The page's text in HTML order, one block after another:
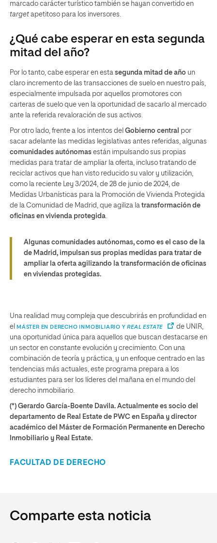
marcado carácter turístico también se hayan convertido en
target apetitoso para los inversores.
¿Qué cabe esperar en esta segunda
mitad del año?
Por lo tanto, cabe esperar en esta segunda mitad de año un
claro incremento de las transacciones de suelo en nuestro país,
especialmente impulsada por aquellos promotores con
carteras de suelo que ven la oportunidad de sacarlo al mercado
ante la referida revaloración de sus activos.
Por otro lado, frente a los intentos del Gobierno central por
sacar adelante las medidas legislativas antes referidas, algunas
comunidades autónomas están impulsando sus propias
medidas para tratar de ampliar la oferta, incluso tratando de
reciclar activos que han visto reducido su valor y utilización,
como la reciente Ley 3/2024, de 28 de junio de 2024, de
Medidas Urbanísticas para la Promoción de Vivienda Protegida
de la Comunidad de Madrid, que agiliza la transformación de
oficinas en vivienda protegida.
Algunas comunidades autónomas, como es el caso de la
de Madrid, impulsan sus propias medidas para tratar de
ampliar la oferta agilizando la transformación de oficinas
en viviendas protegidas.
Una realidad muy compleja que descubrirás en profundidad en
el
MÁSTER EN DERECHO INMOBILIARIO YREAL ESTATE
de UNIR,
una oportunidad única para aquellos que buscan destacarse en
un sector en constante evolución y crecimiento. Con una
combinación de teoría y práctica, y un enfoque centrado en las
tendencias más actuales, este programa prepara a los
estudiantes para ser los líderes del mañana en el mundo del
derecho inmobiliario.
(*) Gerardo García-Boente Davila. Actualmente es socio del
departamento de Real Estate de PWC en España y director
académico del Máster de Formación Permanente en Derecho
Inmobiliario y Real Estate.
FACULTAD DE DERECHO
Comparte esta noticia